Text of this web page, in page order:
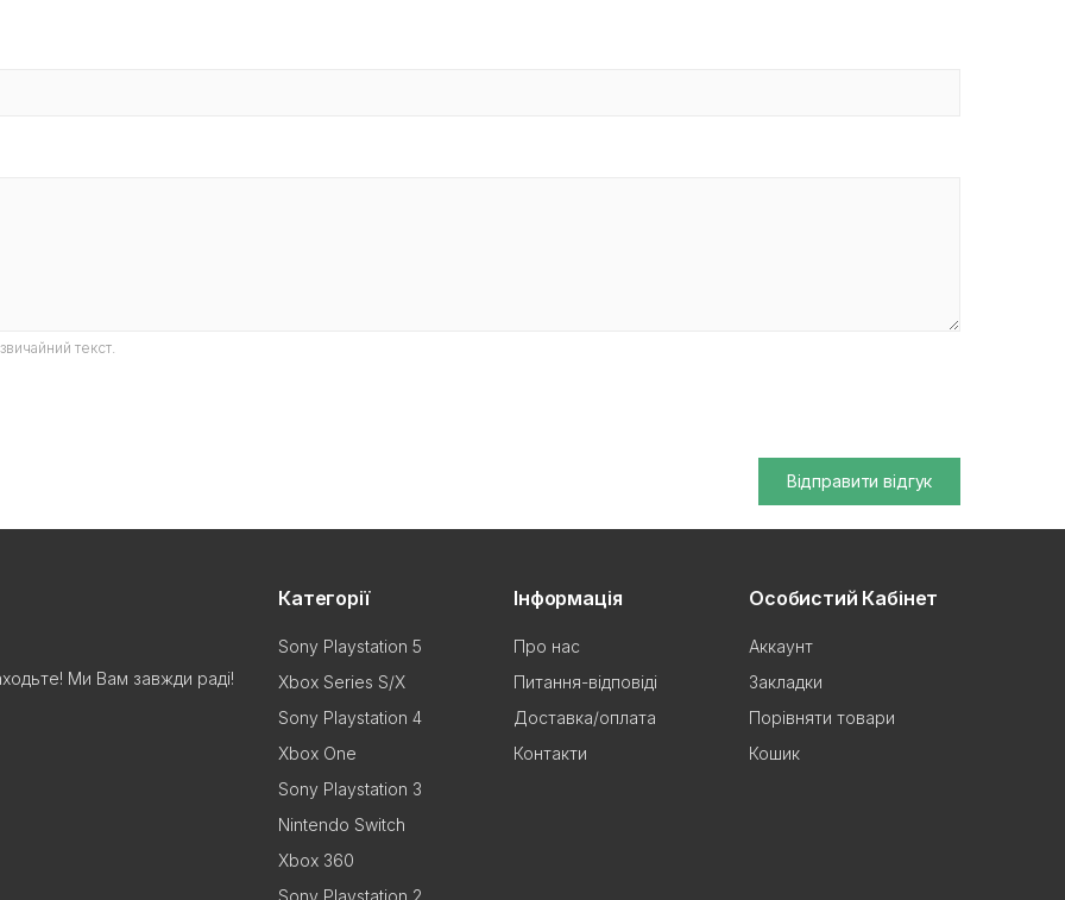
текст.
Відправити відгук
Ми Вам завжди раді!
Категорії
Sony Playstation 5
Xbox Series S/X
Sony Playstation 4
Xbox One
Sony Playstation 3
Nintendo Switch
Xbox 360
Sony Playstation 2
Інформація
Про нас
Питання-відповіді
Доставка/оплата
Контакти
Особистий Кабінет
Аккаунт
Закладки
Порівняти товари
Кошик